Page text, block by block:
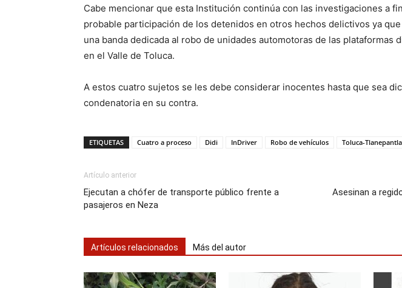
Cabe mencionar que esta Institución continúa con las investigaciones a
probable participación de los detenidos en otros hechos delictivos ya
una banda dedicada al robo de unidades automotoras de las plataformas
en el Valle de Toluca.
A estos cuatro sujetos se les debe considerar inocentes hasta que sea
condenatoria en su contra.
ETIQUETAS Cuatro a proceso Didi InDriver Robo de vehículos Toluca-Tlanepantla
Artículo anterior
Ejecutan a chófer de transporte público frente a
pasajeros en Neza
Asesinan a
Artículos relacionados Más del autor